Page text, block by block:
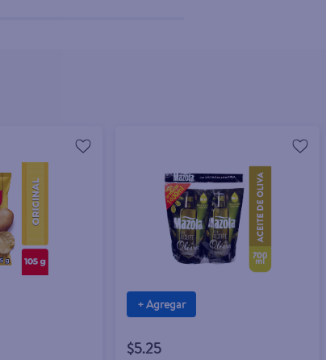
+ Agregar
$5.25